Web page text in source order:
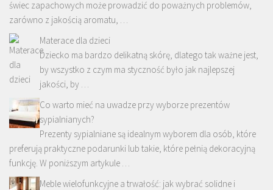
świec zapachowych może prowadzić do poważnych problemów,
zarówno z jakością aromatu, …
Materace dla dzieci
Dziecko ma bardzo delikatną skórę, dlatego tak ważne jest,
by wszystko z czym ma styczność było jak najlepszej
jakości, by …
Co warto mieć na uwadze przy wyborze prezentów
sypialnianych?
Prezenty sypialniane są idealnym wyborem dla osób, które
preferują praktyczne podarunki lub takie, które pełnią dekoracyjną
funkcję. W poniższym artykule …
Meble wielofunkcyjne a trwałość: jak wybrać solidne i